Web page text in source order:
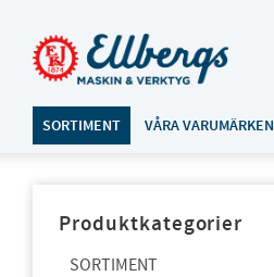
SORTIMENT VÅRA VARUMÄRKEN
Produktkategorier
SORTIMENT